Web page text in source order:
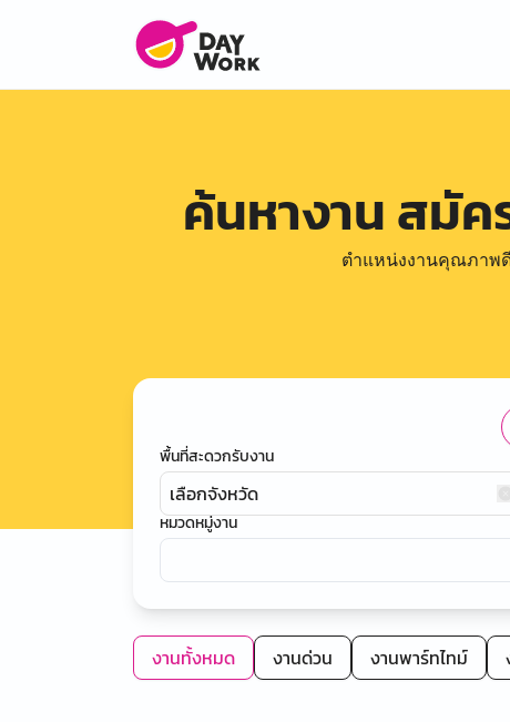
ค้นหางาน สมัค
ตำแหน่งงานคุณภาพ
พื้นที่สะดวกรับงาน
เลือกจังหวัด
หมวดหมู่งาน
งานทั้งหมด งานด่วน งานพาร์ทไทม์